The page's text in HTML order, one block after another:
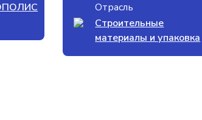
Отрасль
Строительные
материалы и упаковка